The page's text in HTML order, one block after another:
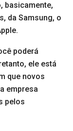
basicamente,
da Samsung, o
poderá
ele está
que novos
empresa
pelos